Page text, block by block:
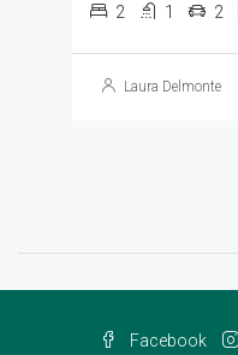
2 1 2
Laura Delmonte
Facebook